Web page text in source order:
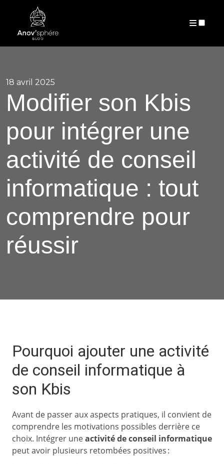
18 avril 2025
Modifier son Kbis
pour intégrer une
activité de conseil
informatique : tout
comprendre pour
réussir
Pourquoi ajouter une activité
de conseil informatique à
son Kbis
Avant de passer aux aspects pratiques, il convient de
comprendre les motivations possibles derrière ce
choix. Intégrer uneactivité de conseil informatique
peut avoir plusieurs retombées positives :